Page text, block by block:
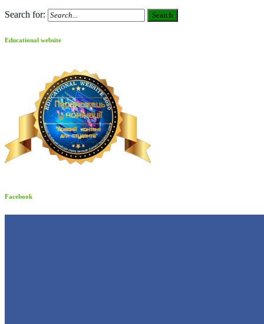
Search for: Search
Educational website
Facebook